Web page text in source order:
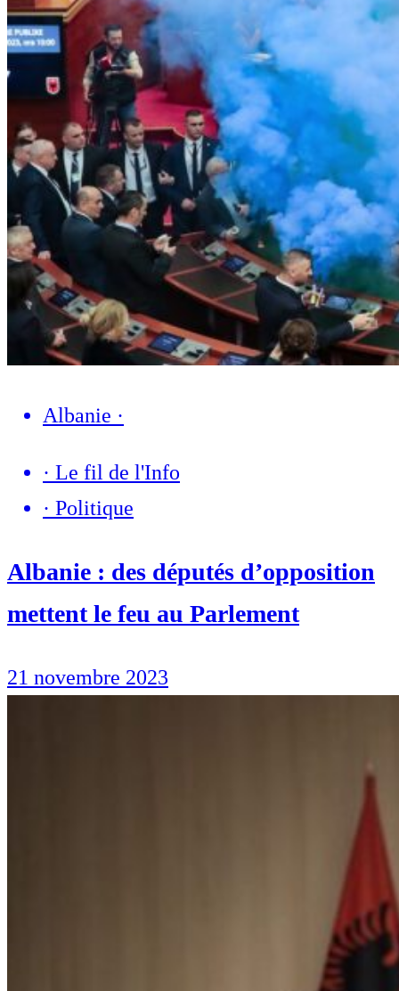
Albanie ·
· Le fil de l'Info
· Politique
Albanie : des députés d’opposition
mettent le feu au Parlement
21 novembre 2023